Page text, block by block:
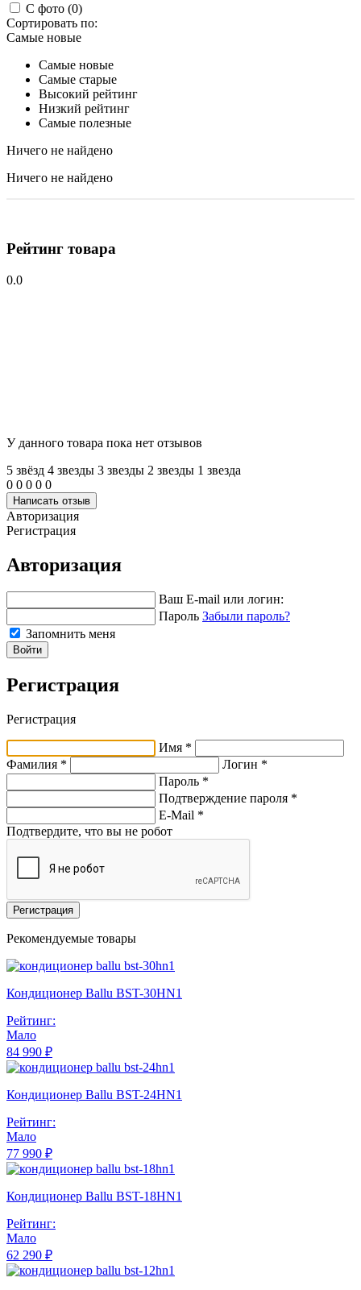
С фото (0)
Сортировать по:
Самые новые
Самые новые
Самые старые
Высокий рейтинг
Низкий рейтинг
Самые полезные
Ничего не найдено
Ничего не найдено
Рейтинг товара
0.0
У данного товара пока нет отзывов
5 звёзд 4 звeзды 3 звeзды 2 звeзды 1 звeзда
0 0 0 0 0
Написать отзыв
Авторизация
Регистрация
Авторизация
Ваш E-mail или логин:
Пароль Забыли пароль?
Запомнить меня
Войти
Регистрация
Регистрация
Имя *
Фамилия *
Логин *
Пароль *
Подтверждение пароля *
E-Mail *
Подтвердите, что вы не робот
Регистрация
Рекомендуемые товары
Кондиционер Ballu BST-30HN1
Рейтинг:
Мало
84 990 ₽
Кондиционер Ballu BST-24HN1
Рейтинг:
Мало
77 990 ₽
Кондиционер Ballu BST-18HN1
Рейтинг:
Мало
62 290 ₽